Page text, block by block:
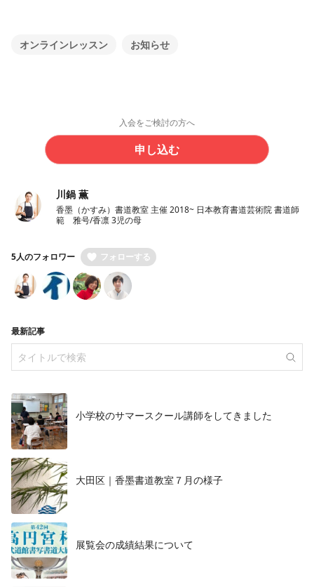
オンラインレッスン お知らせ
入会をご検討の方へ
申し込む
川鍋 薫
香墨（かすみ）書道教室 主催 2018~ 日本教育書道芸術院 書道師
範 雅号/香凛 3児の母
5人のフォロワー フォローする
最新記事
小学校のサマースクール講師をしてきました
大田区｜香墨書道教室７月の様子
展覧会の成績結果について